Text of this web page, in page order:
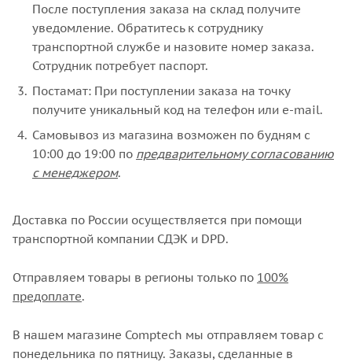
После поступления заказа на склад получите
уведомление. Обратитесь к сотруднику
транспортной службе и назовите номер заказа.
Сотрудник потребует паспорт.
Постамат: При поступлении заказа на точку
получите уникальный код на телефон или e-mail.
Самовывоз из магазина возможен по будням с
10:00 до 19:00 по предварительному согласованию
с менеджером.
Доставка по России осуществляется при помощи
транспортной компании СДЭК и DPD.
Отправляем товары в регионы только по 100%
предоплате.
В нашем магазине Comptech мы отправляем товар с
понедельника по пятницу. Заказы, сделанные в